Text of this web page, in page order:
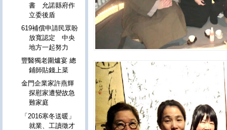
書 允諾縣府作
立委後盾
619補償申請民眾盼
放寬認定 中央
地方一起努力
豐醫獨老圍爐宴 總
鋪師貼錢上菜
金門企業家許燕輝
探慰家遭變故急
難家庭
「2016寒冬送暖」
就業、工讀徵才